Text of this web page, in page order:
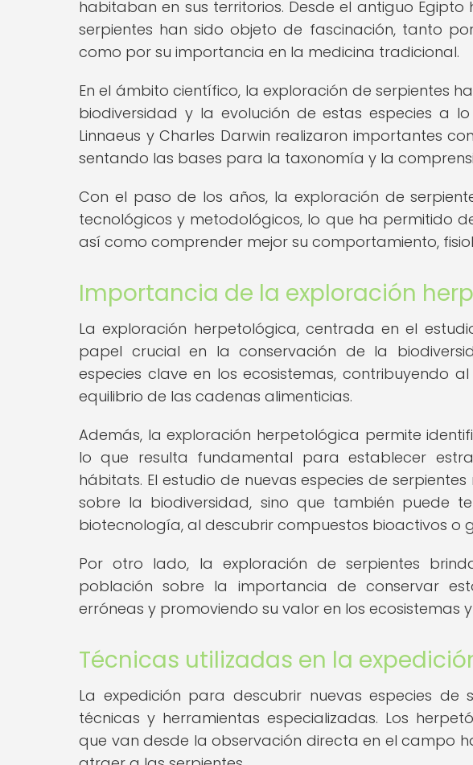
habitaban en sus territorios. Desde el antiguo
serpientes han sido objeto de fascinación, tanto
como por su importancia en la medicina tradicional.
En el ámbito científico, la exploración de serpientes
biodiversidad y la evolución de estas especies a
Linnaeus y Charles Darwin realizaron importantes
sentando las bases para la taxonomía y la
Con el paso de los años, la exploración de
tecnológicos y metodológicos, lo que ha permitido
así como comprender mejor su comportamiento,
Importancia de la exploración
La exploración herpetológica, centrada en el
papel crucial en la conservación de la
especies clave en los ecosistemas, contribuyendo
equilibrio de las cadenas alimenticias.
Además, la exploración herpetológica permite
lo que resulta fundamental para establecer
hábitats. El estudio de nuevas especies de
sobre la biodiversidad, sino que también puede
biotecnología, al descubrir compuestos bioactivos o
Por otro lado, la exploración de serpientes
población sobre la importancia de conservar
erróneas y promoviendo su valor en los ecosistemas
Técnicas utilizadas en la
La expedición para descubrir nuevas especies de
técnicas y herramientas especializadas. Los
que van desde la observación directa en el campo